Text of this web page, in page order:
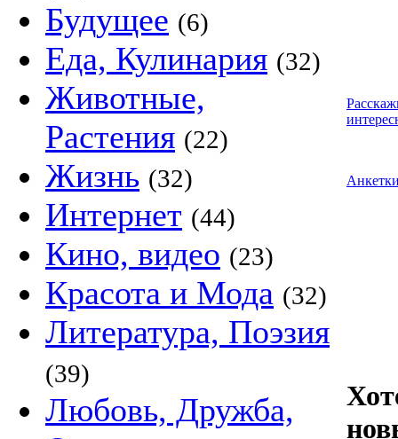
Будущее (6)
Еда, Кулинария (32)
Животные,
Растения (22)
Жизнь (32)
Интернет (44)
Кино, видео (23)
Красота и Мода (32)
Литература, Поэзия
(39)
Любовь, Дружба,